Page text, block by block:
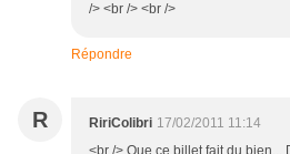
/> <br /> <br />
Répondre
R RiriColibri 17/02/2011 11:14
<br /> Que ce billet fait du bien...